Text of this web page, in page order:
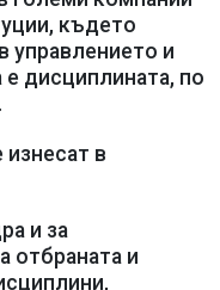
където
управлението и
дисциплината, по
в
и за
отбраната и